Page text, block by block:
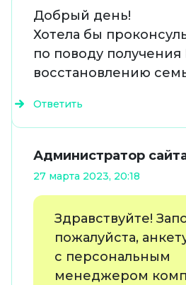
Добрый день!
Хотела бы
по поводу
восстановлению
Ответить
Администратор
27 марта 2023, 20:18
Здравствуйте!
пожалуйста,
с персональным
менеджером